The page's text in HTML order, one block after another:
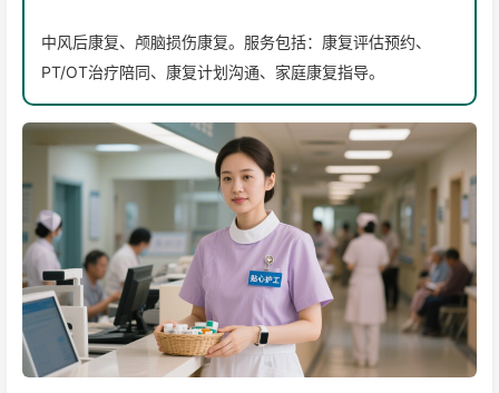
中风后康复、颅脑损伤康复。服务包括：康复评估预约、
PT/OT治疗陪同、康复计划沟通、家庭康复指导。